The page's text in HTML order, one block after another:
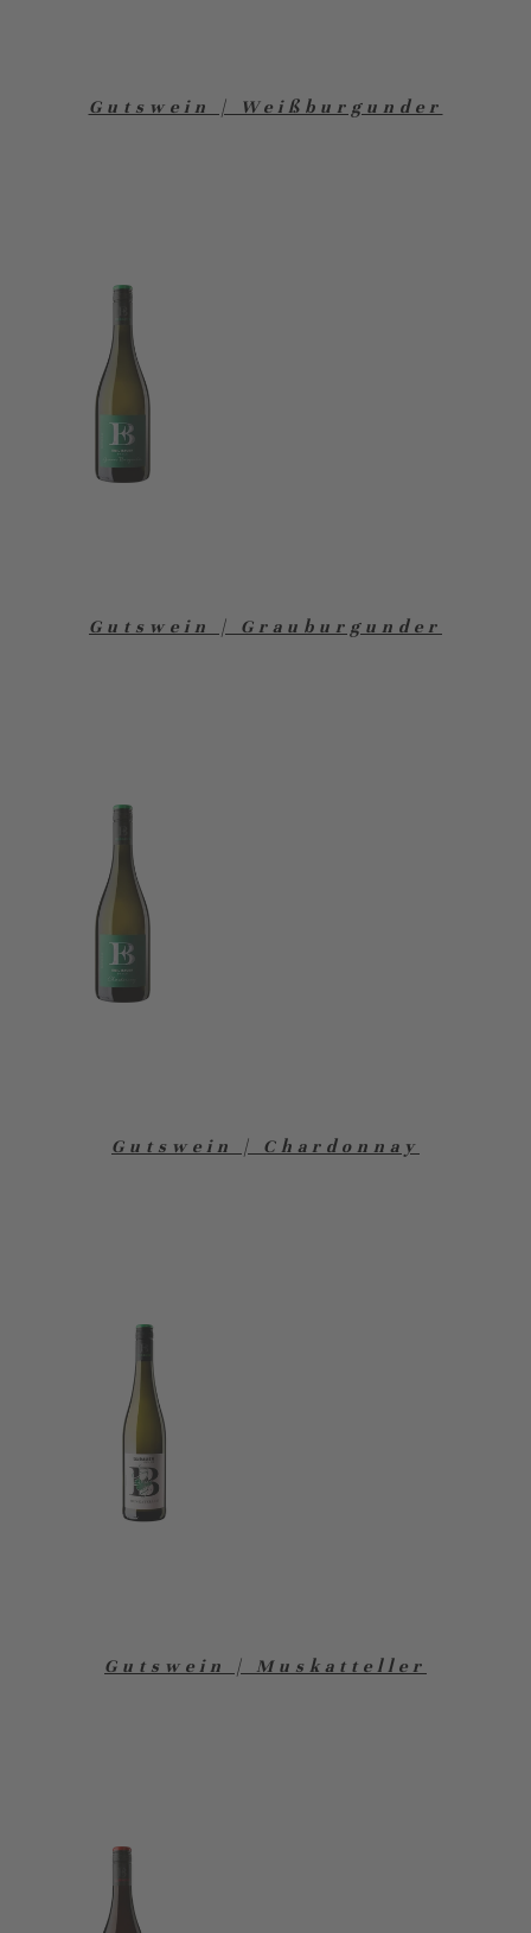
Gutswein | Weißburgunder
Gutswein | Grauburgunder
Gutswein | Chardonnay
Gutswein | Muskatteller